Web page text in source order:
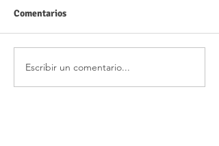
Comentarios
Escribir un comentario...